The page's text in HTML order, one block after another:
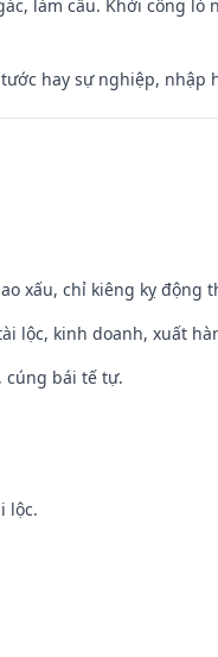
làm cầu. Khởi công
hay sự nghiệp, nhập
xấu, chỉ kiêng kỵ
lộc, kinh doanh, xuất
cúng bái tế tự.
lộc.